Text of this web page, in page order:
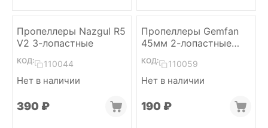
Пропеллеры Nazgul R5
V2 3-лопастные
КОД: 110044
Нет в наличии
‍390‍ ₽
Пропеллеры Gemfan
45мм 2-лопастные
1,5мм (Clear gray,
4L+4R)
КОД: 110059
Нет в наличии
‍190‍ ₽